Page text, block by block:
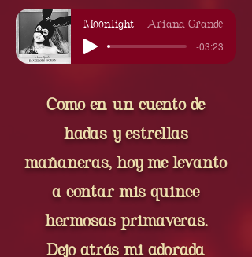
Moonlight Ariana Grande
-03:23
Como en un cuento de
hadas y estrellas
mañaneras, hoy me levanto
a contar mis quince
hermosas primaveras.
Dejo atrás mi adorada